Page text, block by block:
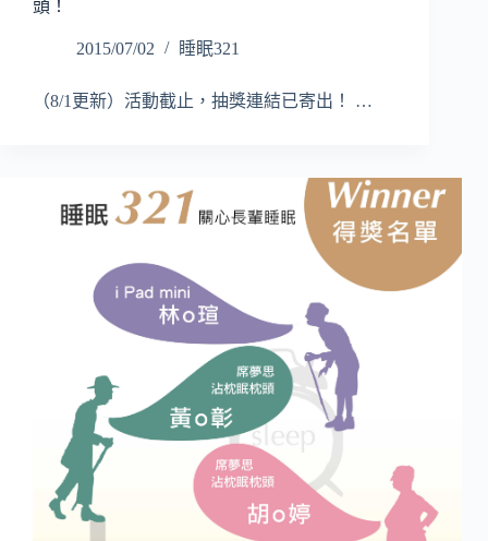
頭！
2015/07/02 睡眠321
（8/1更新）活動截止，抽獎連結已寄出！ …